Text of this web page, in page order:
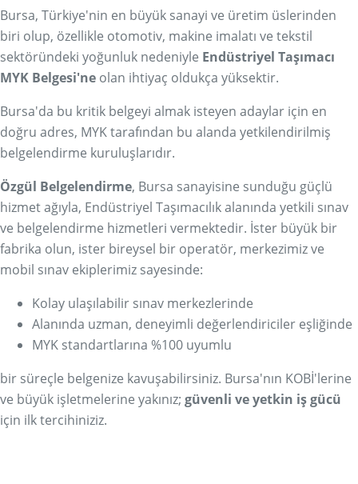
Bursa, Türkiye'nin en büyük sanayi ve üretim üslerinden
biri olup, özellikle otomotiv, makine imalatı ve tekstil
sektöründeki yoğunluk nedeniyle Endüstriyel Taşımacı
MYK Belgesi'ne olan ihtiyaç oldukça yüksektir.
Bursa'da bu kritik belgeyi almak isteyen adaylar için en
doğru adres, MYK tarafından bu alanda yetkilendirilmiş
belgelendirme kuruluşlarıdır.
Özgül Belgelendirme, Bursa sanayisine sunduğu güçlü
hizmet ağıyla, Endüstriyel Taşımacılık alanında yetkili sınav
ve belgelendirme hizmetleri vermektedir. İster büyük bir
fabrika olun, ister bireysel bir operatör, merkezimiz ve
mobil sınav ekiplerimiz sayesinde:
Kolay ulaşılabilir sınav merkezlerinde
Alanında uzman, deneyimli değerlendiriciler eşliğinde
MYK standartlarına %100 uyumlu
bir süreçle belgenize kavuşabilirsiniz. Bursa'nın KOBİ'lerine
ve büyük işletmelerine yakınız; güvenli ve yetkin iş gücü
için ilk tercihiniziz.